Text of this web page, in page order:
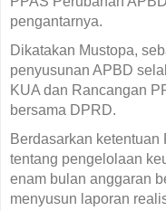
pengantarnya.
Dikatakan Mustopa,
penyusunan APBD
KUA dan Rancangan
bersama DPRD.
Berdasarkan ketentuan
tentang pengelolaan
enam bulan anggaran
menyusun laporan